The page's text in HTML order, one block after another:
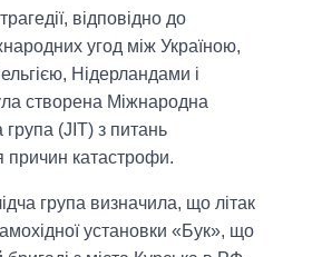
відповідно до
угод між Україною,
Нідерландами і
створена Міжнародна
група (JIT) з питань
причин катастрофи.
група визначила, що літак
установки «Бук», що